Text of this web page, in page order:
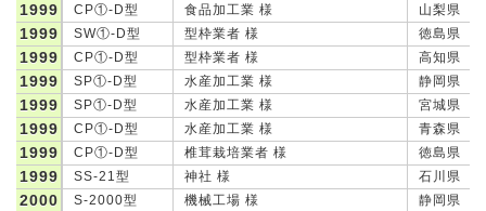
1999 CP①-D型 食品加工業 様 山梨県
1999 SW①-D型 型枠業者 様 徳島県
1999 CP①-D型 型枠業者 様 高知県
1999 SP①-D型 水産加工業 様 静岡県
1999 SP①-D型 水産加工業 様 宮城県
1999 CP①-D型 水産加工業 様 青森県
1999 CP①-D型 椎茸栽培業者 様 徳島県
1999 SS-21型 神社 様 石川県
2000 S-2000型 機械工場 様 静岡県